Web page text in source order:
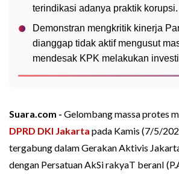
terindikasi adanya praktik korupsi.
Demonstran mengkritik kinerja
dianggap tidak aktif mengusut
mendesak KPK melakukan
Suara.com - Gelombang massa protes
DPRD DKI Jakarta pada Kamis (7/5/
tergabung dalam Gerakan Aktivis
dengan Persatuan AkSi rakyaT beranI